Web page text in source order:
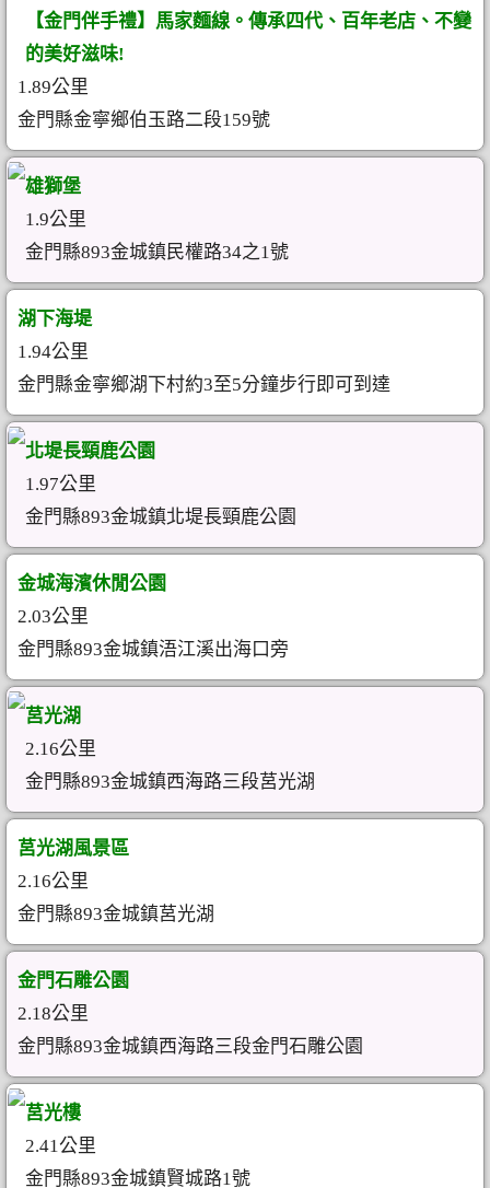
【金門伴手禮】馬家麵線。傳承四代、百年老店、不變
的美好滋味!
1.89公里
金門縣金寧鄉伯玉路二段159號
雄獅堡
1.9公里
金門縣893金城鎮民權路34之1號
湖下海堤
1.94公里
金門縣金寧鄉湖下村約3至5分鐘步行即可到達
北堤長頸鹿公園
1.97公里
金門縣893金城鎮北堤長頸鹿公園
金城海濱休閒公園
2.03公里
金門縣893金城鎮浯江溪出海口旁
莒光湖
2.16公里
金門縣893金城鎮西海路三段莒光湖
莒光湖風景區
2.16公里
金門縣893金城鎮莒光湖
金門石雕公園
2.18公里
金門縣893金城鎮西海路三段金門石雕公園
莒光樓
2.41公里
金門縣893金城鎮賢城路1號